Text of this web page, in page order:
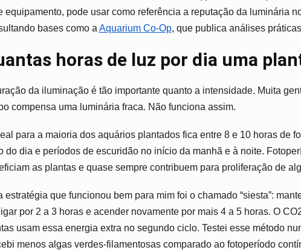
equipamento, pode usar como referência a reputação da luminária
bases como a Aquarium Co-Op, que publica análises
horas de luz por dia uma
da iluminação é tão importante quanto a intensidade. Muita
compensa uma luminária fraca. Não funciona assim.
para a maioria dos aquários plantados fica entre 8 e 10 horas de
do dia e períodos de escuridão no início da manhã e à noite.
as plantas e quase sempre contribuem para proliferação de
estratégia que funcionou bem para mim foi o chamado “siesta”:
por 2 a 3 horas e acender novamente por mais 4 a 5 horas. O
usam essa energia extra no segundo ciclo. Testei esse método
menos algas verdes-filamentosas comparado ao fotoperíodo